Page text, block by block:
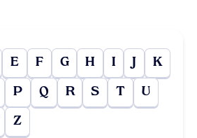
E F G H I J K
P Q R S T U
Z